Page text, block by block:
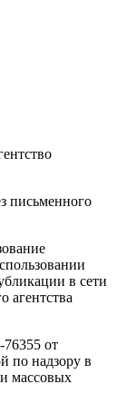
письменного
в сети
агентства
от
по надзору в
массовых